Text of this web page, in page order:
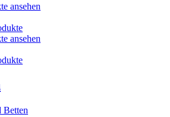
ansehen
ansehen
Betten